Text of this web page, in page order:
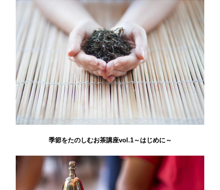
季節をたのしむお茶講座vol.1～はじめに～